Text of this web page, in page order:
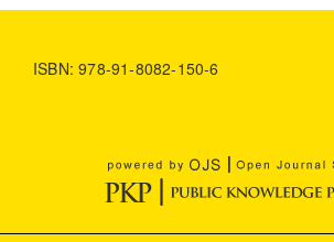
ISBN: 978-91-8082-150-6